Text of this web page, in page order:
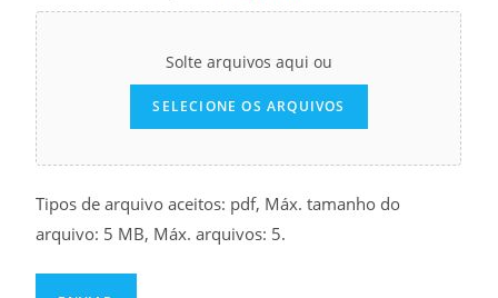
Solte arquivos aqui ou
SELECIONE OS ARQUIVOS
Tipos de arquivo aceitos: pdf, Máx. tamanho do
arquivo: 5 MB, Máx. arquivos: 5.